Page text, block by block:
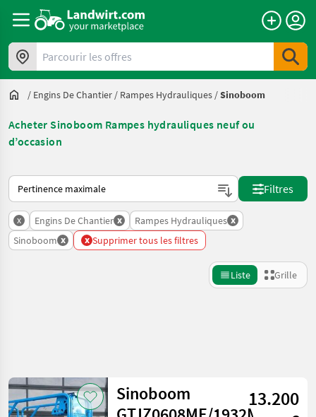
Parcourir les offres
/ Engins De Chantier / Rampes Hydrauliques /Sinoboom
Acheter Sinoboom Rampes hydrauliques neuf ou
d’occasion
Voici comment les annonces sont triées sur Landwirt.com
Filtres
x Engins De Chantier x Rampes Hydrauliques x
Sinoboom x x Supprimer tous les filtres
Liste Grille
Catégorie 4 Pays Filtres
Sinoboom
13.200